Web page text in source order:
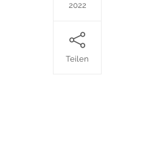
2022
Teilen